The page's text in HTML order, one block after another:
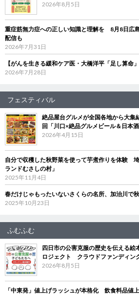
2026年8月5日
重症筋無力症への正しい知識と理解を 8月8日広
配信も
2026年7月31日
【がんを生きる緩和ケア医・大橋洋平「足し算命
2026年7月28日
フェスティバル
絶品屋台グルメが全国各地から大
回「川口×絶品グルメビール＆日本
2026年4月15日
自分で収穫した秋野菜を使って芋煮作りを体験
ランドむさしの村」
2025年11月4日
春だけじゃもったいないさくらの名所、加治川で
2025年10月23日
ふむふむ
四日市の公害克服の歴史を伝える絵
ロジェクト クラウドファンディン
2026年8月5日
「中東発」値上げラッシュが本格化 飲食料品値